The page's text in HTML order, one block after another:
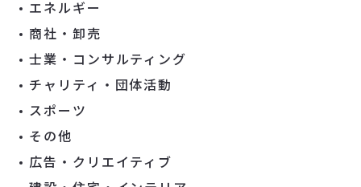
エネルギー
商社・卸売
士業・コンサルティング
チャリティ・団体活動
スポーツ
その他
広告・クリエイティブ